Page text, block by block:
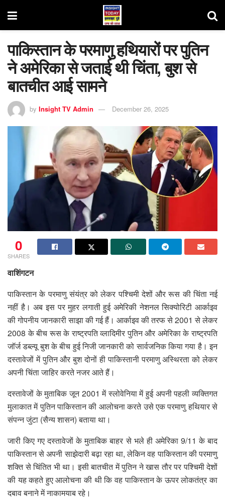
पाकिस्तान के परमाणु हथियारों पर पुतिन
ने अमेरिका से जताई थी चिंता, बुश से
बातचीत आई सामने
by Insight TV Admin December 26, 2025
0
SHARES
वाशिंगटन
पाकिस्तान के परमाणु संयंत्र को लेकर पश्चिमी देशों और रूस की चिंता नई
नहीं है। अब इस पर मुहर लगाती हुई अमेरिकी नेशनल सिक्योरिटी आर्काइव
की गोपनीय जानकारी साझा की गई हैं। आर्काइव की तरफ से 2001 से लेकर
2008 के बीच रूस के राष्ट्रपति व्लादिमीर पुतिन और अमेरिका के राष्ट्रपति
जॉर्ज डब्ल्यू बुश के बीच हुई निजी जानकारी को सार्वजनिक किया गया है। इन
दस्तावेजों में पुतिन और बुश दोनों ही पाकिस्तानी परमाणु अस्थिरता को लेकर
अपनी चिंता जाहिर करते नजर आते हैं।
दस्तावेजों के मुताबिक जून 2001 में स्लोवेनिया में हुई अपनी पहली व्यक्तिगत
मुलाकात में पुतिन पाकिस्तान की आलोचना करते उसे एक परमाणु हथियार से
संपन्न जुंटा (सैन्य शासन) बताया था।
जारी किए गए दस्तावेजों के मुताबिक बाहर से भले ही अमेरिका 9/11 के बाद
पाकिस्तान से अपनी साझेदारी बढ़ा रहा था, लेकिन वह पाकिस्तान की परमाणु
शक्ति से चिंतित भी था। इसी बातचीत में पुतिन ने खास तौर पर पश्चिमी देशों
की यह कहते हुए आलोचना की थी कि वह पाकिस्तान के ऊपर लोकतंत्र का
दबाव बनाने में नाकामयाब रहे।